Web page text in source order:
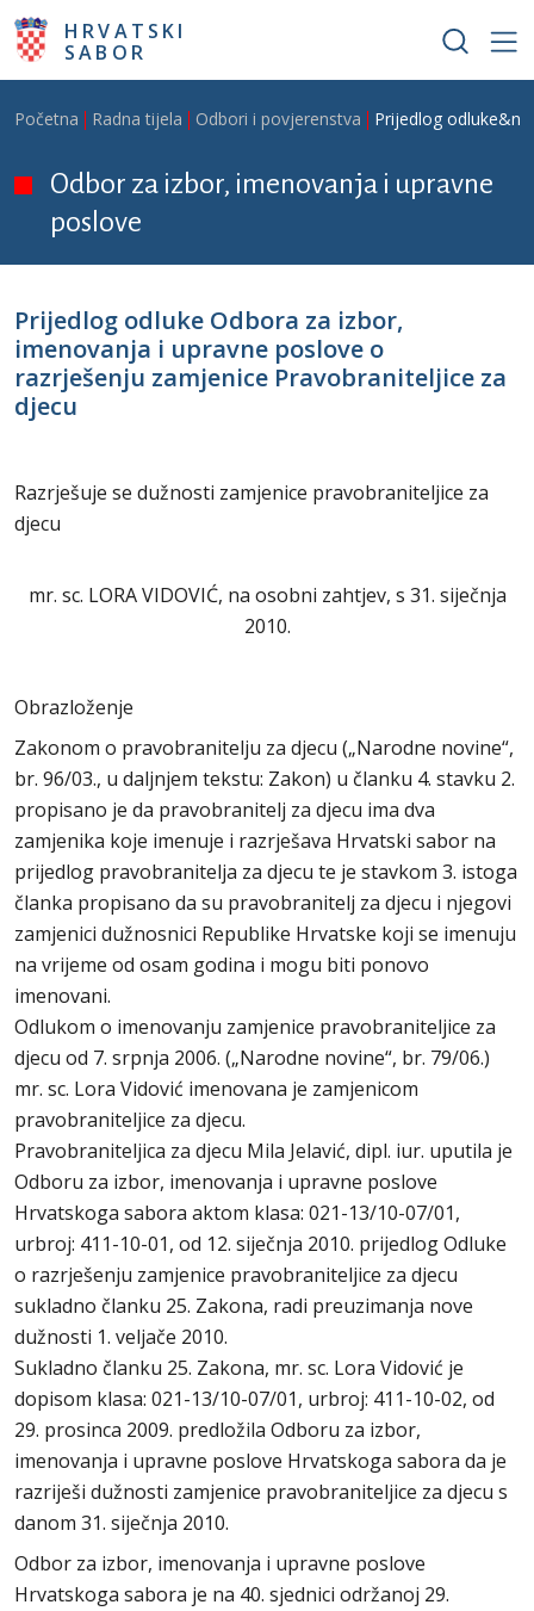
Skoči na glavni sadržaj
HRVATSKI
SABOR
Breadcrumb
Početna Radna tijela Odbori i povjerenstva Prijedlog
Odbor za izbor, imenovanja i upravne
poslove
Prijedlog odluke Odbora za izbor,
imenovanja i upravne poslove o
razrješenju zamjenice Pravobraniteljice za
djecu
Razrješuje se dužnosti zamjenice pravobraniteljice za
djecu
mr. sc. LORA VIDOVIĆ, na osobni zahtjev, s 31. siječnja
2010.
Obrazloženje
Zakonom o pravobranitelju za djecu („Narodne novine“,
br. 96/03., u daljnjem tekstu: Zakon) u članku 4. stavku 2.
propisano je da pravobranitelj za djecu ima dva
zamjenika koje imenuje i razrješava Hrvatski sabor na
prijedlog pravobranitelja za djecu te je stavkom 3. istoga
članka propisano da su pravobranitelj za djecu i njegovi
zamjenici dužnosnici Republike Hrvatske koji se imenuju
na vrijeme od osam godina i mogu biti ponovo
imenovani.
Odlukom o imenovanju zamjenice pravobraniteljice za
djecu od 7. srpnja 2006. („Narodne novine“, br. 79/06.)
mr. sc. Lora Vidović imenovana je zamjenicom
pravobraniteljice za djecu.
Pravobraniteljica za djecu Mila Jelavić, dipl. iur. uputila je
Odboru za izbor, imenovanja i upravne poslove
Hrvatskoga sabora aktom klasa: 021-13/10-07/01,
urbroj: 411-10-01, od 12. siječnja 2010. prijedlog Odluke
o razrješenju zamjenice pravobraniteljice za djecu
sukladno članku 25. Zakona, radi preuzimanja nove
dužnosti 1. veljače 2010.
Sukladno članku 25. Zakona, mr. sc. Lora Vidović je
dopisom klasa: 021-13/10-07/01, urbroj: 411-10-02, od
29. prosinca 2009. predložila Odboru za izbor,
imenovanja i upravne poslove Hrvatskoga sabora da je
razriješi dužnosti zamjenice pravobraniteljice za djecu s
danom 31. siječnja 2010.
Odbor za izbor, imenovanja i upravne poslove
Hrvatskoga sabora je na 40. sjednici održanoj 29.